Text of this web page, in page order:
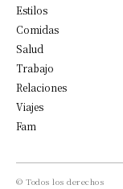
Estilos
Comidas
Salud
Trabajo
Relaciones
Viajes
Fam
© Todos los derechos